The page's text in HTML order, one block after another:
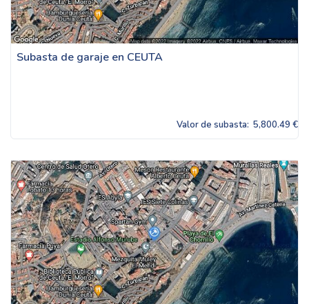
Subasta de garaje en CEUTA
Valor de subasta: 5,800.49 €